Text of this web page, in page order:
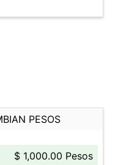
PESOS
$ 1,000.00 Pesos